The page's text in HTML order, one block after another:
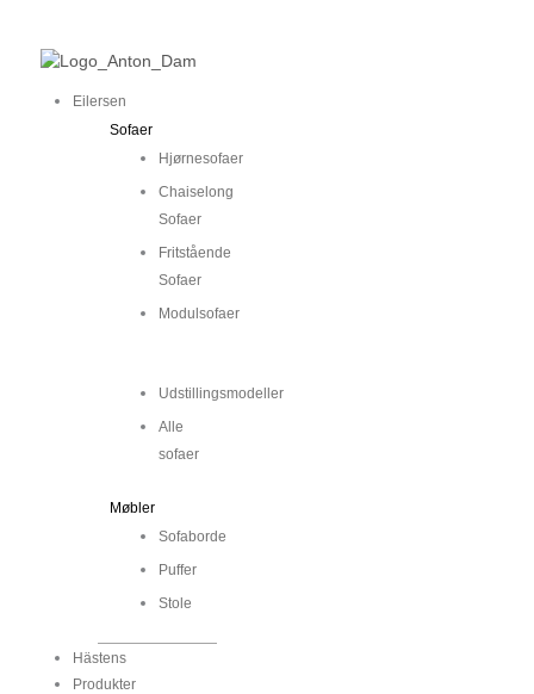
indholdet
Eilersen
Sofaer
Hjørnesofaer
Chaiselong
Sofaer
Fritstående
Sofaer
Modulsofaer
Udstillingsmodeller
Alle
sofaer
Møbler
Sofaborde
Puffer
Stole
Hästens
Produkter